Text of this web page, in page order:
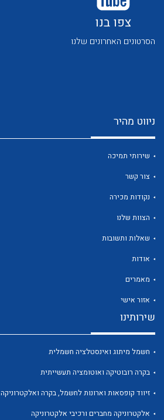
לכל מוצרי היצרן
לכל מוצרי היצרן
צפו בנו
הסרטונים האחרונים שלנו
ניווט מהיר
שירותי תמיכה
צור קשר
נקודות מכירה
הצוות שלנו
שאלות ותשובות
אודות
מאמרים
אזור אישי
שירותינו
חשמל מיתוג ואינסטלציה חשמלית
בקרה רובוטיקה ואוטומציה תעשייתית
זיווד קופסאות וארונות לחשמל, בקרה ואלקטרוניקה
אלקטרוניקה מחברים ורכיבי אלקטרוניקה